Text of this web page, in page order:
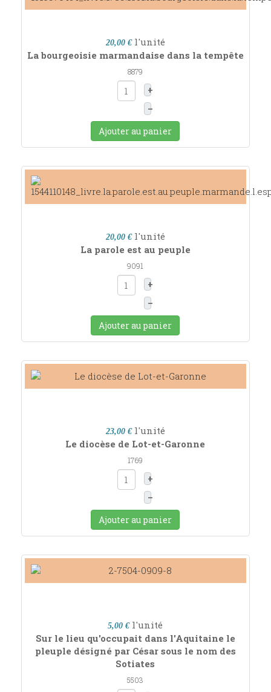
20,00 € l'unité
La bourgeoisie marmandaise dans la tempête
8879
+
–
Ajouter au panier
20,00 € l'unité
La parole est au peuple
9091
+
–
Ajouter au panier
23,00 € l'unité
Le diocèse de Lot-et-Garonne
1769
+
–
Ajouter au panier
5,00 € l'unité
Sur le lieu qu'occupait dans l'Aquitaine le
pleuple désigné par César sous le nom des
Sotiates
5503